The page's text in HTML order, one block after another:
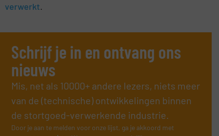
verwerkt.
Schrijf je in en ontvang ons
nieuws
Mis, net als 10000+ andere lezers, niets meer
van de (technische) ontwikkelingen binnen
de stortgoed-verwerkende industrie.
Door je aan te melden voor onze lijst, ga je akkoord met